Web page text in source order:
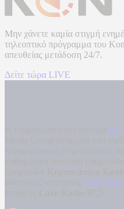
Μην χάνετε καμία στιγμή
τηλεοπτικό πρόγραμμα του
απευθείας μετάδοση 24/7.
Δείτε τώρα LIVE